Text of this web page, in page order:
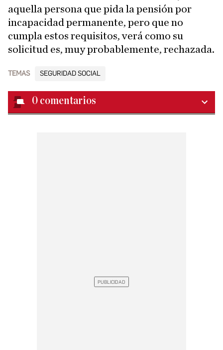
aquella persona que pida la pensión por
incapacidad permanente, pero que no
cumpla estos requisitos, verá como su
solicitud es, muy probablemente, rechazada.
TEMAS SEGURIDAD SOCIAL
0 comentarios